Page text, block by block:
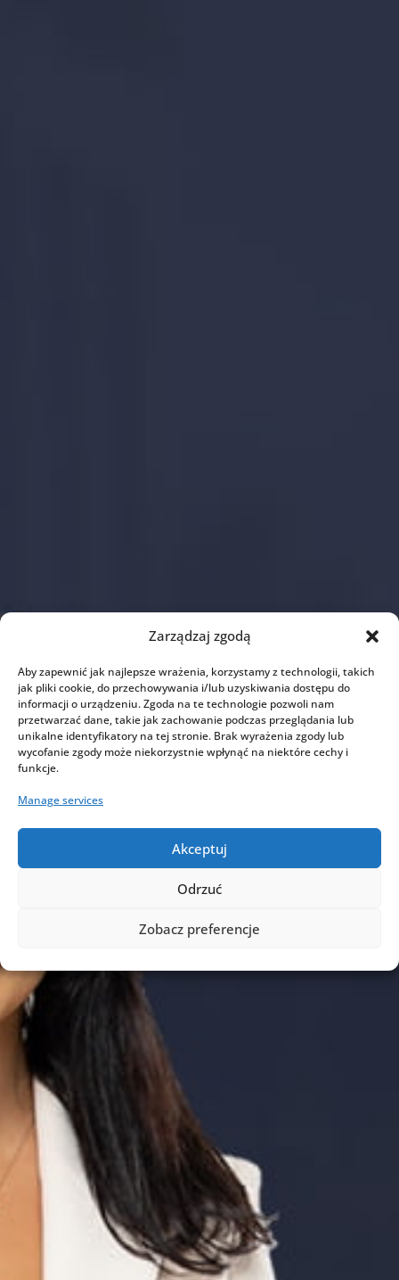
Zarządzaj zgodą
Aby zapewnić jak najlepsze wrażenia, korzystamy z technologii, takich
jak pliki cookie, do przechowywania i/lub uzyskiwania dostępu do
informacji o urządzeniu. Zgoda na te technologie pozwoli nam
przetwarzać dane, takie jak zachowanie podczas przeglądania lub
unikalne identyfikatory na tej stronie. Brak wyrażenia zgody lub
wycofanie zgody może niekorzystnie wpłynąć na niektóre cechy i
funkcje.
Manage services
Akceptuj
Odrzuć
Zobacz preferencje